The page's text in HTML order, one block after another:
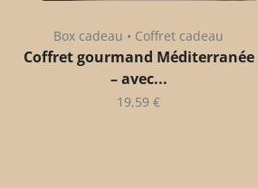
Box cadeau • Coffret cadeau
Coffret gourmand Méditerranée
– avec...
19,59 €